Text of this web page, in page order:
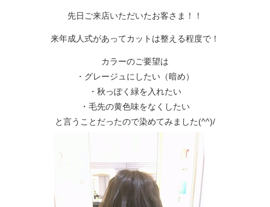
先日ご来店いただいたお客さま！！
来年成人式があってカットは整える程度で！
カラーのご要望は
・グレージュにしたい（暗め）
・秋っぽく緑を入れたい
・毛先の黄色味をなくしたい
と言うことだったので染めてみました(^^)/